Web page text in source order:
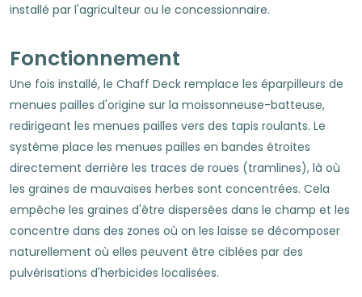
installé par l'agriculteur ou le concessionnaire.
Fonctionnement
Une fois installé, le Chaff Deck remplace les éparpilleurs de
menues pailles d'origine sur la moissonneuse-batteuse,
redirigeant les menues pailles vers des tapis roulants. Le
système place les menues pailles en bandes étroites
directement derrière les traces de roues (tramlines), là où
les graines de mauvaises herbes sont concentrées. Cela
empêche les graines d'être dispersées dans le champ et les
concentre dans des zones où on les laisse se décomposer
naturellement où elles peuvent être ciblées par des
pulvérisations d'herbicides localisées.